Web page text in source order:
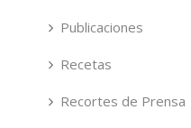
Publicaciones
Recetas
Recortes de Prensa